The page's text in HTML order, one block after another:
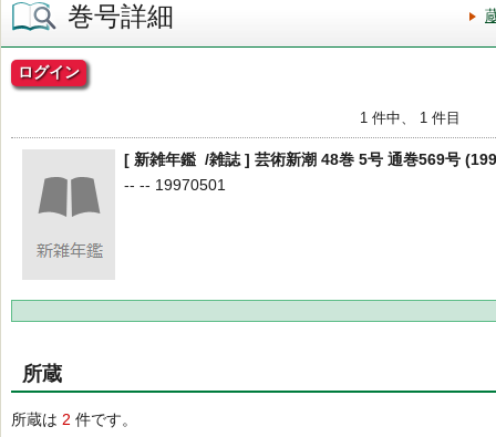
巻号詳細
ログイン
1 件中、 1 件目
[ 新雑年鑑 /雑誌 ] 芸術新潮 48巻 5号 通巻569号
-- -- 19970501
所蔵
所蔵は 2 件です。